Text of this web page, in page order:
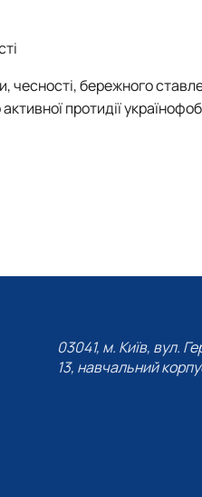
чесності, бережного
протидії
03041, м. Київ, вул.
13, навчальний